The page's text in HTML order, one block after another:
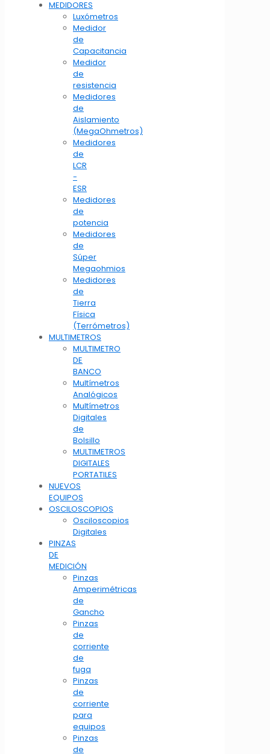
MEDIDORES
Luxómetros
Medidor
de
Capacitancia
Medidor
de
resistencia
Medidores
de
Aislamiento
(MegaOhmetros)
Medidores
de
LCR
-
ESR
Medidores
de
potencia
Medidores
de
Súper
Megaohmios
Medidores
de
Tierra
Física
(Terrómetros)
MULTIMETROS
MULTIMETRO
DE
BANCO
Multímetros
Analógicos
Multímetros
Digitales
de
Bolsillo
MULTIMETROS
DIGITALES
PORTATILES
NUEVOS
EQUIPOS
OSCILOSCOPIOS
Osciloscopios
Digitales
PINZAS
DE
MEDICIÓN
Pinzas
Amperimétricas
de
Gancho
Pinzas
de
corriente
de
fuga
Pinzas
de
corriente
para
equipos
Pinzas
de